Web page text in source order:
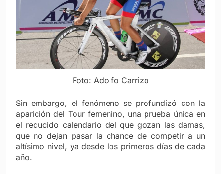
Foto: Adolfo Carrizo
Sin embargo, el fenómeno se profundizó con la
aparición del Tour femenino, una prueba única en
el reducido calendario del que gozan las damas,
que no dejan pasar la chance de competir a un
altísimo nivel, ya desde los primeros días de cada
año.